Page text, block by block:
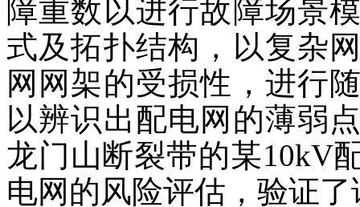
障重数以进行故障场景
式及拓扑结构，以复杂
网网架的受损性，进行
以辨识出配电网的薄弱
龙门山断裂带的某10kV
电网的风险评估，验证